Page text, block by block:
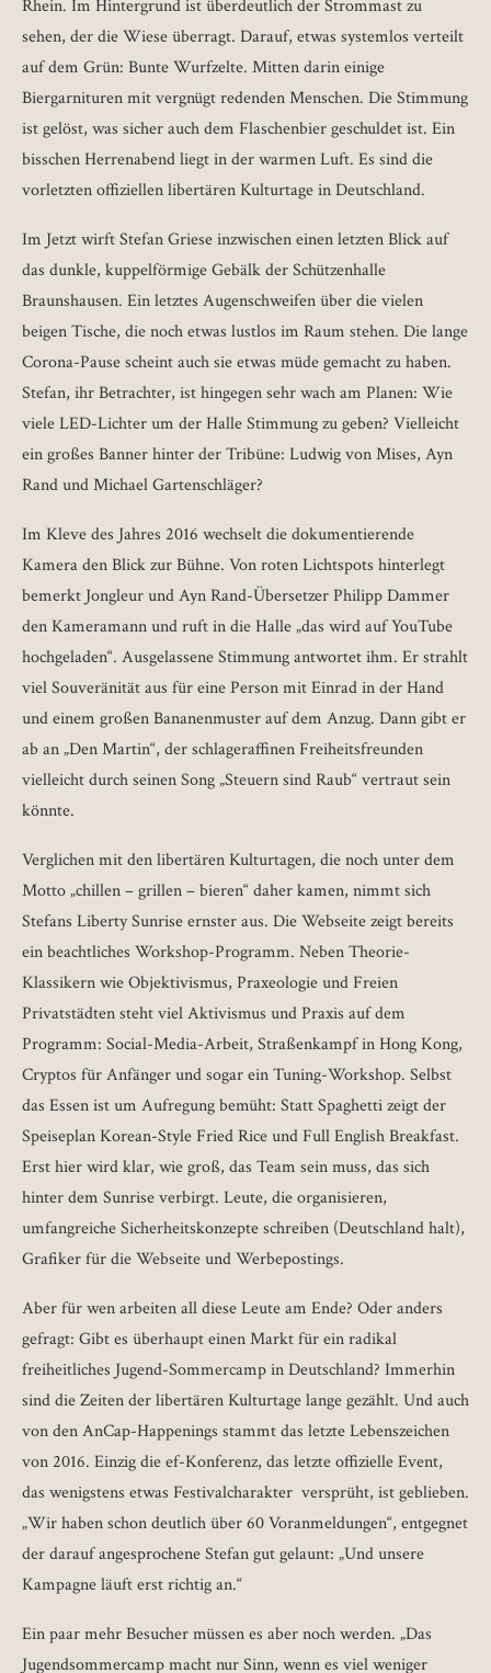
Rhein. Im Hintergrund ist überdeutlich der Strommast zu
sehen, der die Wiese überragt. Darauf, etwas systemlos verteilt
auf dem Grün: Bunte Wurfzelte. Mitten darin einige
Biergarnituren mit vergnügt redenden Menschen. Die Stimmung
ist gelöst, was sicher auch dem Flaschenbier geschuldet ist. Ein
bisschen Herrenabend liegt in der warmen Luft. Es sind die
vorletzten offiziellen libertären Kulturtage in Deutschland.
Im Jetzt wirft Stefan Griese inzwischen einen letzten Blick auf
das dunkle, kuppelförmige Gebälk der Schützenhalle
Braunshausen. Ein letztes Augenschweifen über die vielen
beigen Tische, die noch etwas lustlos im Raum stehen. Die lange
Corona-Pause scheint auch sie etwas müde gemacht zu haben.
Stefan, ihr Betrachter, ist hingegen sehr wach am Planen: Wie
viele LED-Lichter um der Halle Stimmung zu geben? Vielleicht
ein großes Banner hinter der Tribüne: Ludwig von Mises, Ayn
Rand und Michael Gartenschläger?
Im Kleve des Jahres 2016 wechselt die dokumentierende
Kamera den Blick zur Bühne. Von roten Lichtspots hinterlegt
bemerkt Jongleur und Ayn Rand-Übersetzer Philipp Dammer
den Kameramann und ruft in die Halle „das wird auf YouTube
hochgeladen“. Ausgelassene Stimmung antwortet ihm. Er strahlt
viel Souveränität aus für eine Person mit Einrad in der Hand
und einem großen Bananenmuster auf dem Anzug. Dann gibt er
ab an „Den Martin“, der schlageraffinen Freiheitsfreunden
vielleicht durch seinen Song „Steuern sind Raub“ vertraut sein
könnte.
Verglichen mit den libertären Kulturtagen, die noch unter dem
Motto „chillen – grillen – bieren“ daher kamen, nimmt sich
Stefans Liberty Sunrise ernster aus. Die Webseite zeigt bereits
ein beachtliches Workshop-Programm. Neben Theorie-
Klassikern wie Objektivismus, Praxeologie und Freien
Privatstädten steht viel Aktivismus und Praxis auf dem
Programm: Social-Media-Arbeit, Straßenkampf in Hong Kong,
Cryptos für Anfänger und sogar ein Tuning-Workshop. Selbst
das Essen ist um Aufregung bemüht: Statt Spaghetti zeigt der
Speiseplan Korean-Style Fried Rice und Full English Breakfast.
Erst hier wird klar, wie groß, das Team sein muss, das sich
hinter dem Sunrise verbirgt. Leute, die organisieren,
umfangreiche Sicherheitskonzepte schreiben (Deutschland halt),
Grafiker für die Webseite und Werbepostings.
Aber für wen arbeiten all diese Leute am Ende? Oder anders
gefragt: Gibt es überhaupt einen Markt für ein radikal
freiheitliches Jugend-Sommercamp in Deutschland? Immerhin
sind die Zeiten der libertären Kulturtage lange gezählt. Und auch
von den AnCap-Happenings stammt das letzte Lebenszeichen
von 2016. Einzig die ef-Konferenz, das letzte offizielle Event,
das wenigstens etwas Festivalcharakter versprüht, ist geblieben.
„Wir haben schon deutlich über 60 Voranmeldungen“, entgegnet
der darauf angesprochene Stefan gut gelaunt: „Und unsere
Kampagne läuft erst richtig an.“
Ein paar mehr Besucher müssen es aber noch werden. „Das
Jugendsommercamp macht nur Sinn, wenn es viel weniger